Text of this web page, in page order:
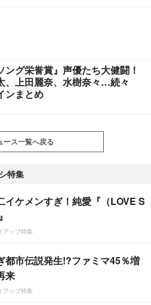
ング栄誉賞』声優たち大健闘！
、上田麗奈、水樹奈々…続々
ンまとめ
ース一覧へ戻る
特集
イケメンすぎ！純愛『（LOVE S
アップ特集
都市伝説発生!?ファミマ45％増
来
アップ特集